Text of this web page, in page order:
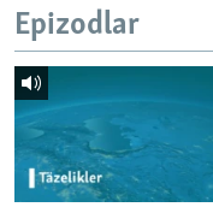
Epizodlar